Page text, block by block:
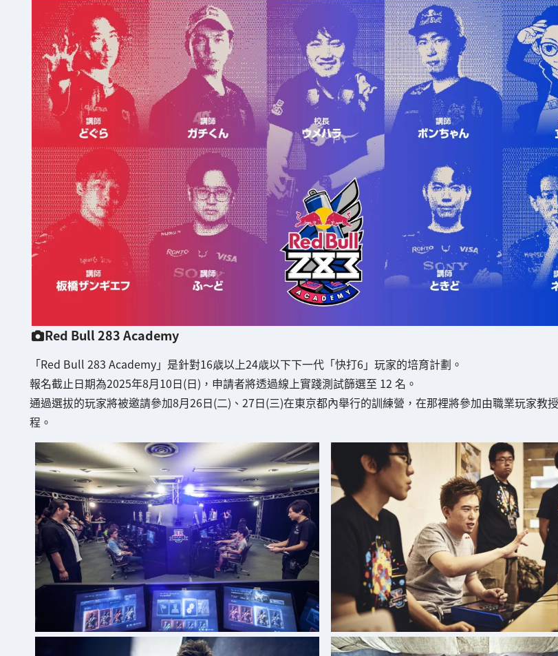
Red Bull 283 Academy
「Red Bull 283 Academy」是針對16歳以上24歳以下下一代「快打6」玩家的培育計劃。
報名截止日期為2025年8月10日(日)，申請者將透過線上實踐測試篩選至 12 名。
通過選拔的玩家將被邀請參加8月26日(二)、27日(三)在東京都內舉行的訓練營，在那裡將參加由職業玩家教
程。